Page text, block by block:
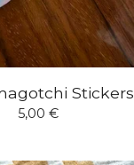
Stickers
5,00 €